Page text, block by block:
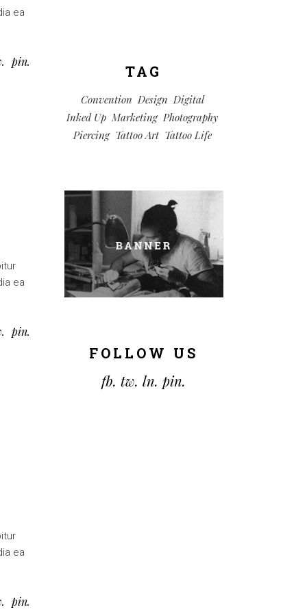
ea
pin
ea
pin
ea
pin
TAG
Convention Design Digital
Inked Up Marketing Photography
Piercing Tattoo Art Tattoo Life
FOLLOW US
fb. tw. ln. pin.